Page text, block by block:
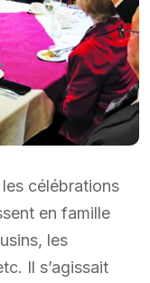
célébrations
en famille
les
Il s’agissait